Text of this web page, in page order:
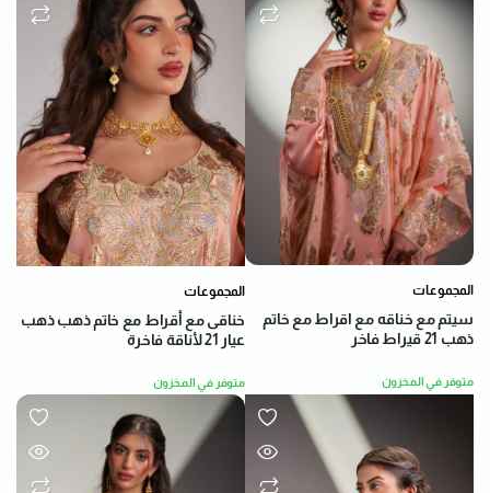
المجموعات
خناقى مع أقراط مع خاتم ذهب ذهب
عيار 21 لأناقة فاخرة
متوفر في المخزون
المجموعات
سيتم مع خناقه مع اقراط مع خاتم
ذهب 21 قيراط فاخر
متوفر في المخزون